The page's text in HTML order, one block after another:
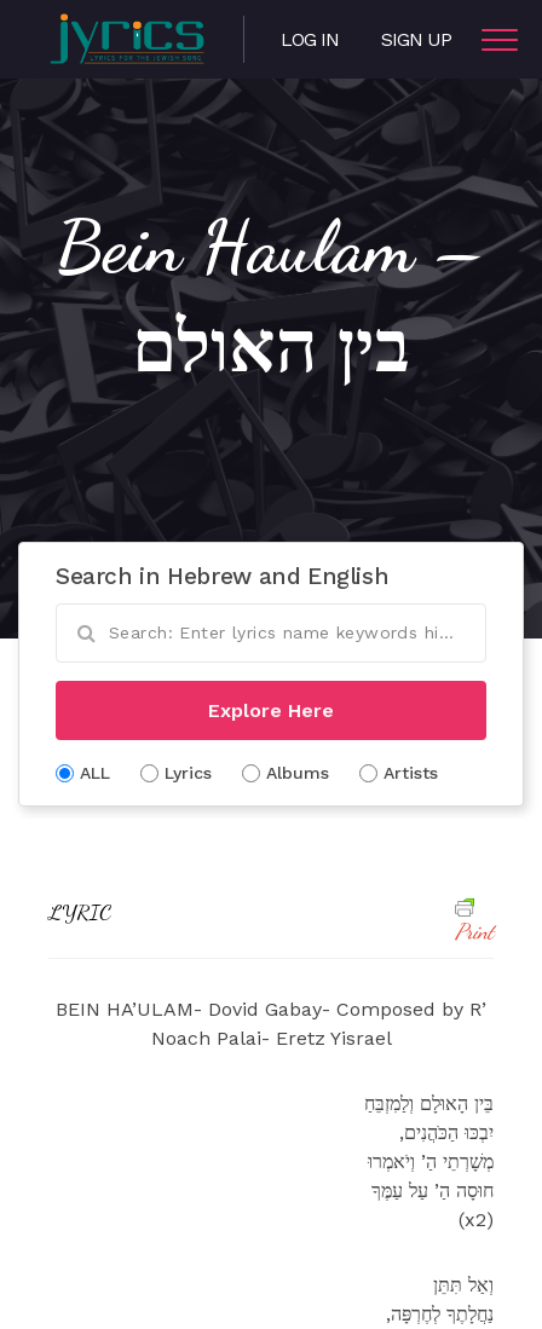
LOG IN SIGN UP
Bein Haulam –
בין האולם
Search in Hebrew and English
Explore Here
ALL Lyrics Albums Artists
LYRIC
Print
BEIN HA’ULAM- Dovid Gabay- Composed by R’
Noach Palai- Eretz Yisrael
בֵּין הָאוּלָם וְלַמִזְבֵּחַ
,יִבְכּוּ הַכֹּהֲנִים
מְשָׁרְתֵי הַ’ וְיֹאמְרוּ
חוּסָה הַ’ עַל עַמֶּךָ
(x2)
וְאַל תִּתֵּן
,נַחֲלָתֶךָ לְחֶרְפָּה